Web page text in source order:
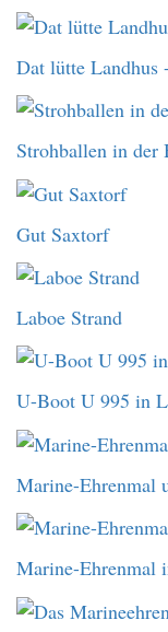
Dat lütte Landhus
Strohballen in der
Gut Saxtorf
Laboe Strand
U-Boot U 995 in
Marine-Ehrenmal
Marine-Ehrenmal